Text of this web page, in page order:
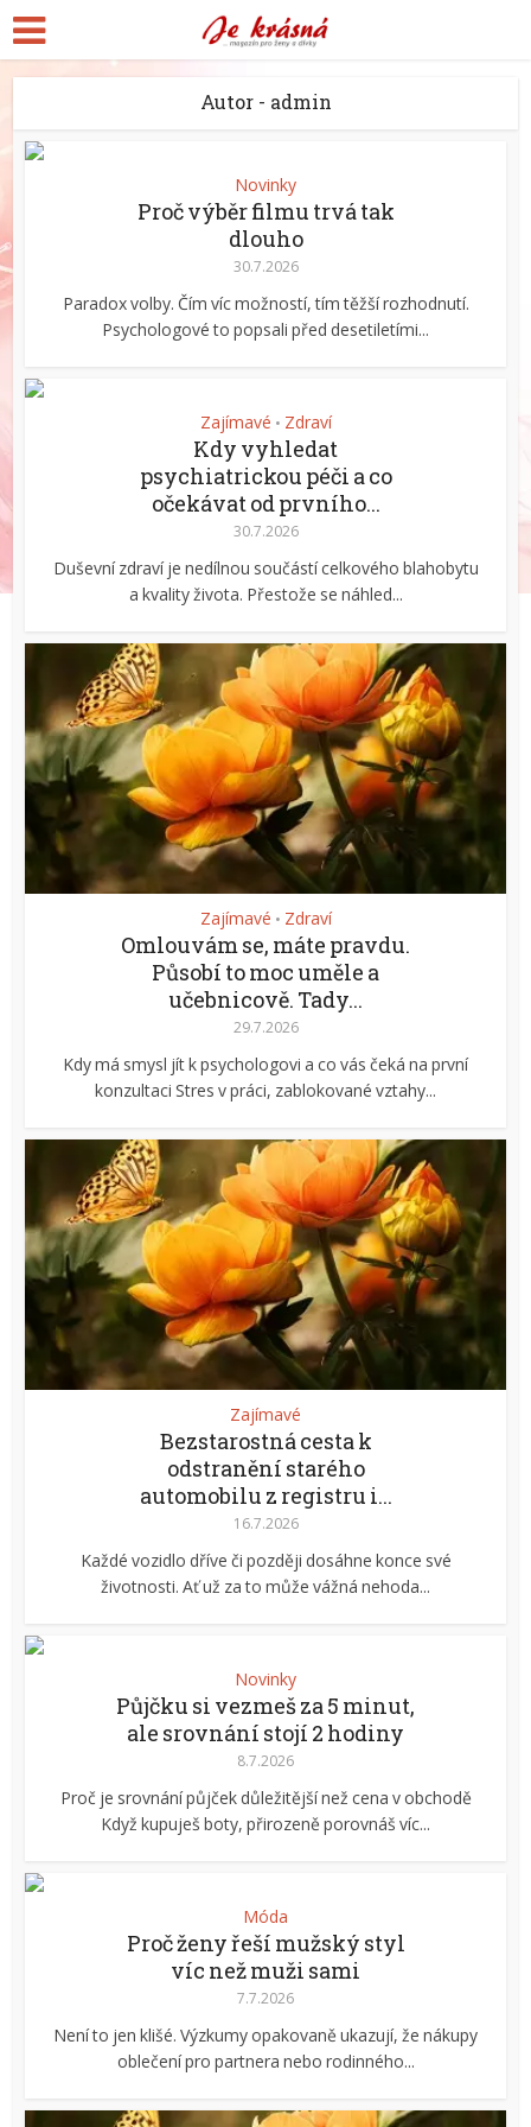
Autor - admin
Novinky
Proč výběr filmu trvá tak
dlouho
30.7.2026
Paradox volby. Čím víc možností, tím těžší rozhodnutí.
Psychologové to popsali před desetiletími...
Zajímavé • Zdraví
Kdy vyhledat
psychiatrickou péči a co
očekávat od prvního...
30.7.2026
Duševní zdraví je nedílnou součástí celkového blahobytu
a kvality života. Přestože se náhled...
Zajímavé • Zdraví
Omlouvám se, máte pravdu.
Působí to moc uměle a
učebnicově. Tady...
29.7.2026
Kdy má smysl jít k psychologovi a co vás čeká na první
konzultaci Stres v práci, zablokované vztahy...
Zajímavé
Bezstarostná cesta k
odstranění starého
automobilu z registru i...
16.7.2026
Každé vozidlo dříve či později dosáhne konce své
životnosti. Ať už za to může vážná nehoda...
Novinky
Půjčku si vezmeš za 5 minut,
ale srovnání stojí 2 hodiny
8.7.2026
Proč je srovnání půjček důležitější než cena v obchodě
Když kupuješ boty, přirozeně porovnáš víc...
Móda
Proč ženy řeší mužský styl
víc než muži sami
7.7.2026
Není to jen klišé. Výzkumy opakovaně ukazují, že nákupy
oblečení pro partnera nebo rodinného...